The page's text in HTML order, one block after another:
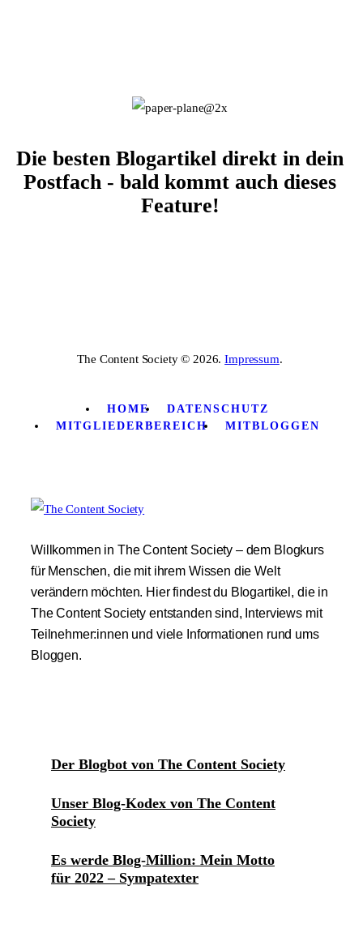
Die besten Blogartikel direkt in dein
Postfach - bald kommt auch dieses
Feature!
The Content Society © 2026.Impressum.
HOME
DATENSCHUTZ
MITGLIEDERBEREICH
MITBLOGGEN
Willkommen in The Content Society – dem Blogkurs
für Menschen, die mit ihrem Wissen die Welt
verändern möchten. Hier findest du Blogartikel, die in
The Content Society entstanden sind, Interviews mit
Teilnehmer:innen und viele Informationen rund ums
Bloggen.
Der Blogbot von The Content Society
Unser Blog-Kodex von The Content
Society
Es werde Blog-Million: Mein Motto
für 2022 – Sympatexter